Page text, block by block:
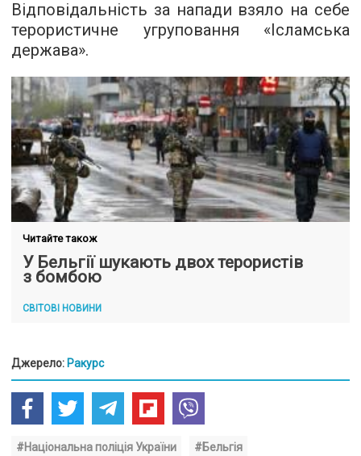
Відповідальність за напади взяло на себе
терористичне угруповання «Ісламська
держава».
Читайте також
У Бельгії шукають двох терористів
з бомбою
СВІТОВІ НОВИНИ
Джерело: Ракурс
#Національна поліція України #Бельгія